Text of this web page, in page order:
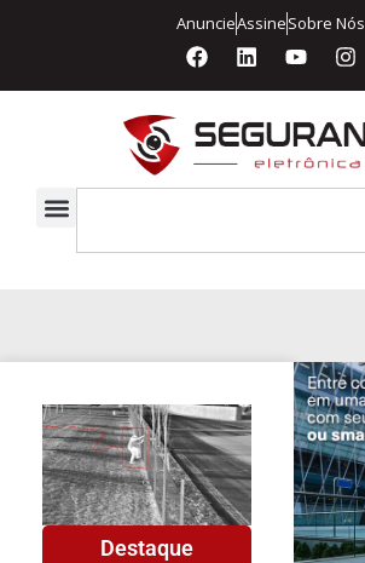
AnuncieAssineSobre Nós
Destaque